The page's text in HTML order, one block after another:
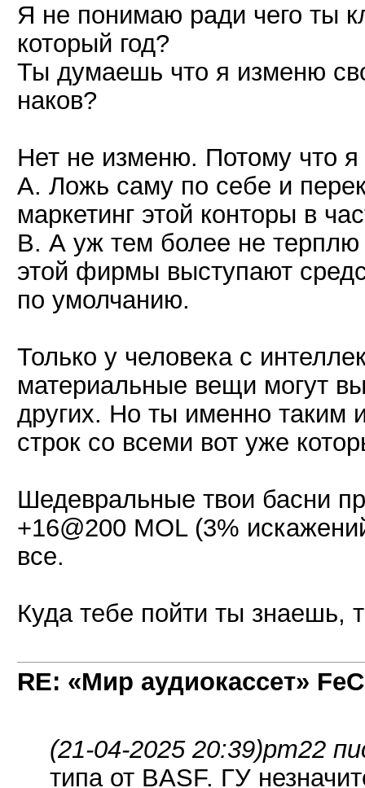
Я не понимаю ради чего ты
который год?
Ты думаешь что я изменю
наков?
Нет не изменю. Потому что
А. Ложь саму по себе и
маркетинг этой конторы в
В. А уж тем более не терплю
этой фирмы выступают
по умолчанию.
Только у человека с
материальные вещи могут
других. Но ты именно таким
строк со всеми вот уже
Шедевральные твои басни
+16@200 MOL (3%
все.
Куда тебе пойти ты знаешь,
RE: «Мир аудиокассет»
(21-04-2025 20:39)pm22
типа от BASF. ГУ